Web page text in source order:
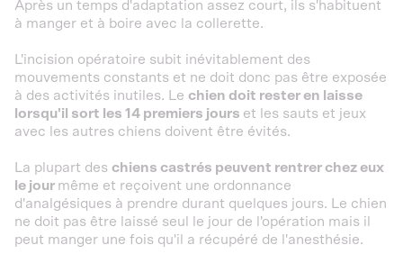
Après un temps d'adaptation assez court, ils s'habituent
à manger et à boire avec la collerette.
L'incision opératoire subit inévitablement des
mouvements constants et ne doit donc pas être exposée
à des activités inutiles. Le chien doit rester en laisse
lorsqu'il sort les 14 premiers jours et les sauts et jeux
avec les autres chiens doivent être évités.
La plupart des chiens castrés peuvent rentrer chez eux
le jour même et reçoivent une ordonnance
d'analgésiques à prendre durant quelques jours. Le chien
ne doit pas être laissé seul le jour de l'opération mais il
peut manger une fois qu'il a récupéré de l'anesthésie.